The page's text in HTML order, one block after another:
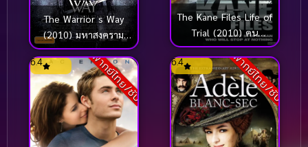
The Warrior s Way
(2010) มหาสงคราม
โคตรคนต่างพันธุ์
The Kane Files Life of
Trial (2010) คน
อันตรายตายไม่เป็น
พากย์ไทย/ซับ
6.4 พากย์ไทย/ซับ
6.4